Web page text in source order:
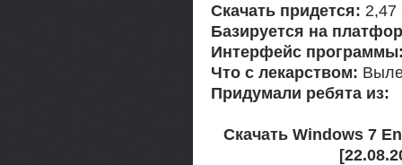
Скачать придется: 2,47
Базируется на
Интерфейс
Что с лекарством:
Придумали ребята из:
Скачать Windows 7